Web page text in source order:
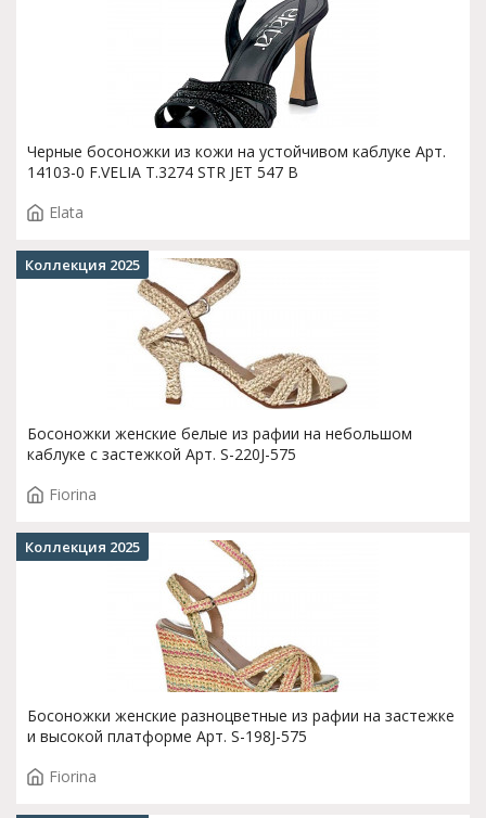
Черные босоножки из кожи на устойчивом каблуке Арт.
14103-0 F.VELIA T.3274 STR JET 547 B
Elata
Босоножки женские белые из рафии на небольшом
каблуке с застежкой Арт. S-220J-575
Fiorina
Коллекция 2025
Босоножки женские разноцветные из рафии на застежке
и высокой платформе Арт. S-198J-575
Fiorina
Коллекция 2025